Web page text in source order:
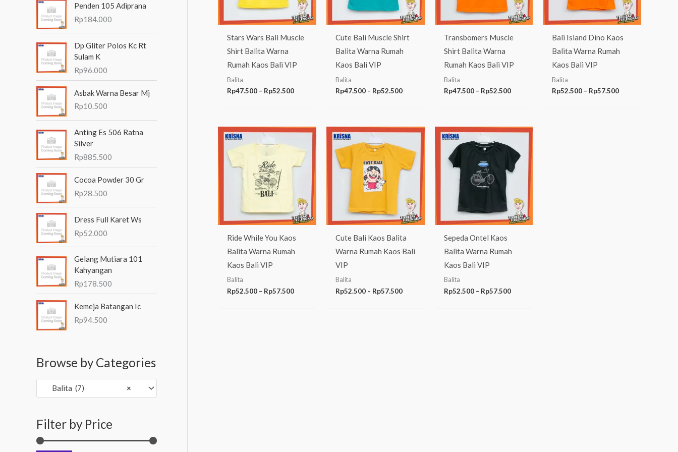
Penden 105 Adiprana
Rp184.000
Dp Gliter Polos Kc Rt
Sulam K
Rp96.000
Asbak Warna Besar Mj
Rp10.500
Anting Es 506 Ratna
Silver
Rp885.500
Cocoa Powder 30 Gr
Rp28.500
Dress Full Karet Ws
Rp52.000
Gelang Mutiara 101
Kahyangan
Rp178.500
Kemeja Batangan Ic
Rp94.500
Browse by Categories
×
Balita (7)
Filter by Price
Stars Wars Bali Muscle
Shirt Balita Warna
Rumah Kaos Bali VIP
Balita
Rp47.500 – Rp52.500
Cute Bali Muscle Shirt
Balita Warna Rumah
Kaos Bali VIP
Balita
Rp47.500 – Rp52.500
Transbomers Muscle
Shirt Balita Warna
Rumah Kaos Bali VIP
Balita
Rp47.500 – Rp52.500
Bali Island Dino Kaos
Balita Warna Rumah
Kaos Bali VIP
Balita
Rp52.500 – Rp57.500
Ride While You Kaos
Balita Warna Rumah
Kaos Bali VIP
Balita
Rp52.500 – Rp57.500
Rentang
Rp52.500
hingga
Rp57.500
Cute Bali Kaos Balita
Warna Rumah Kaos Bali
VIP
Balita
Rp52.500 – Rp57.500
Rentang
Rp52.500
hingga
Rp57.500
Sepeda Ontel Kaos
Balita Warna Rumah
Kaos Bali VIP
Balita
Rp52.500 – Rp57.500
Rentang
Rp52.500
hingga
Rp57.500